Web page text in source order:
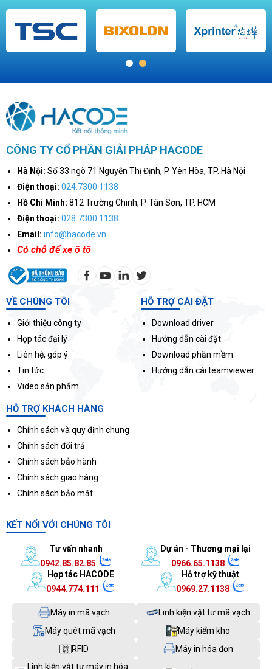
1 2
CÔNG TY CỔ PHẦN GIẢI PHÁP HACODE
Hà Nội: Số 33 ngõ 71 Nguyễn Thị Định, P. Yên Hòa, TP. Hà Nội
Điện thoại: 024.7300.1138
Hồ Chí Minh: 812 Trường Chinh, P. Tân Sơn, TP. HCM
Điện thoại: 028.7300.1138
Email: info@hacode.vn
Có chỗ để xe ô tô
VỀ CHÚNG TÔI
Giới thiệu công ty
Hợp tác đại lý
Liên hệ, góp ý
Tin tức
Video sản phẩm
HỖ TRỢ CÀI ĐẶT
Download driver
Hướng dẫn cài đặt
Download phần mềm
Hướng dẫn cài teamviewer
HỖ TRỢ KHÁCH HÀNG
Chính sách và quy định chung
Chính sách đổi trả
Chính sách bảo hành
Chính sách giao hàng
Chính sách bảo mật
KẾT NỐI VỚI CHÚNG TÔI
Tư vấn nhanh
0942.85.82.85
Dự án - Thương mại lại
0966.65.1138
Hợp tác HACODE
0944.774.111
Hỗ trợ kỹ thuật
0969.27.1138
Máy in mã vạch
Linh kiện vật tư mã vạch
Máy quét mã vạch
Máy kiểm kho
RFID
Máy in hóa đơn
Linh kiện vật tư máy in hóa